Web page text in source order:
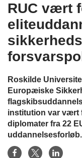
RUC vært
Roskilde
Europæiske
institution var vært
diplomater fra 22
uddannelsesforløb.